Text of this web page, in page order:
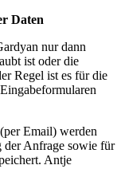
Daten
nur dann
ist oder die
Regel ist es für die
Email) werden
der Anfrage sowie für
Antje